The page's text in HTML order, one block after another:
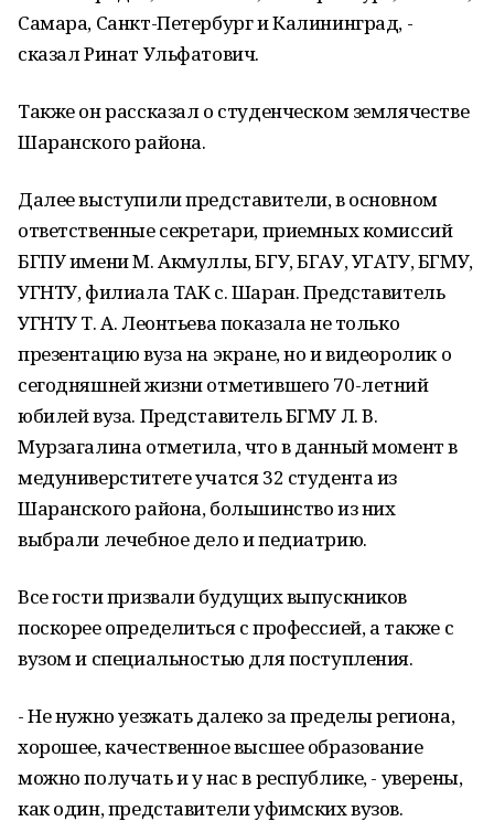
Самара, Санкт-Петербург и Калининград, -
сказал Ринат Ульфатович.
Также он рассказал о студенческом землячестве
Шаранского района.
Далее выступили представители, в основном
ответственные секретари, приемных комиссий
БГПУ имени М. Акмуллы, БГУ, БГАУ, УГАТУ, БГМУ,
УГНТУ, филиала ТАК с. Шаран. Представитель
УГНТУ Т. А. Леонтьева показала не только
презентацию вуза на экране, но и видеоролик о
сегодняшней жизни отметившего 70-летний
юбилей вуза. Представитель БГМУ Л. В.
Мурзагалина отметила, что в данный момент в
медуниверститете учатся 32 студента из
Шаранского района, большинство из них
выбрали лечебное дело и педиатрию.
Все гости призвали будущих выпускников
поскорее определиться с профессией, а также с
вузом и специальностью для поступления.
- Не нужно уезжать далеко за пределы региона,
хорошее, качественное высшее образование
можно получать и у нас в республике, - уверены,
как один, представители уфимских вузов.